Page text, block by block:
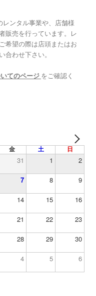
ンタル事業や、店舗様
販売を行っています。レ
希望の際は店頭またはお
合わせ下さい。
てのページ をご確認く
金 土 日
31 1 2
7 8 9
14 15 16
21 22 23
28 29 30
4 5 6